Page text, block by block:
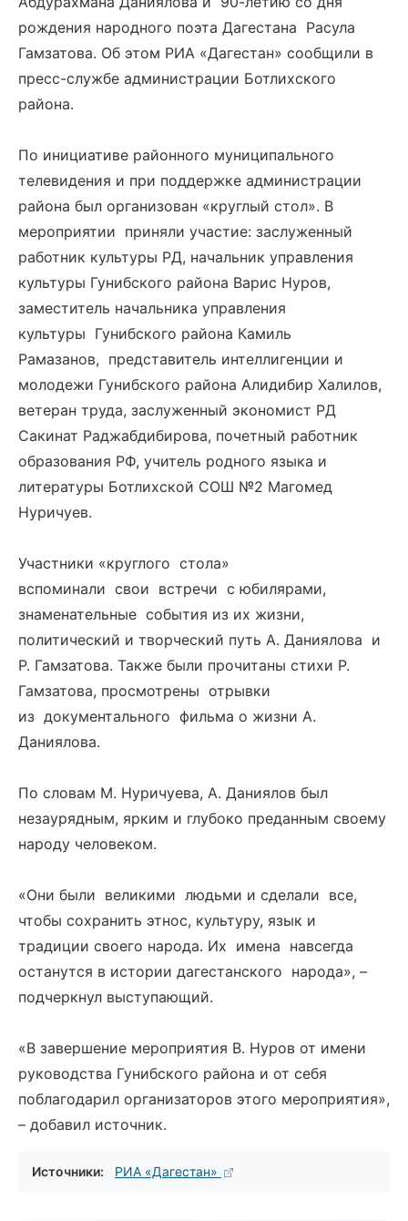
рождения народного поэта Дагестана Расула
Гамзатова. Об этом РИА «Дагестан» сообщили в
пресс-службе администрации Ботлихского
района.
По инициативе районного муниципального
телевидения и при поддержке администрации
района был организован «круглый стол». В
мероприятии приняли участие: заслуженный
работник культуры РД, начальник управления
культуры Гунибского района Варис Нуров,
заместитель начальника управления
культуры Гунибского района Камиль
Рамазанов, представитель интеллигенции и
молодежи Гунибского района Алидибир Халилов,
ветеран труда, заслуженный экономист РД
Сакинат Раджабдибирова, почетный работник
образования РФ, учитель родного языка и
литературы Ботлихской СОШ №2 Магомед
Нуричуев.
Участники «круглого стола»
вспоминали свои встречи с юбилярами,
знаменательные события из их жизни,
политический и творческий путь А. Даниялова и
Р. Гамзатова. Также были прочитаны стихи Р.
Гамзатова, просмотрены отрывки
из документального фильма о жизни А.
Даниялова.
По словам М. Нуричуева, А. Даниялов был
незаурядным, ярким и глубоко преданным своему
народу человеком.
«Они были великими людьми и сделали все,
чтобы сохранить этнос, культуру, язык и
традиции своего народа. Их имена навсегда
останутся в истории дагестанского народа», –
подчеркнул выступающий.
«В завершение мероприятия В. Нуров от имени
руководства Гунибского района и от себя
поблагодарил организаторов этого мероприятия»,
– добавил источник.
Источники: РИА «Дагестан»